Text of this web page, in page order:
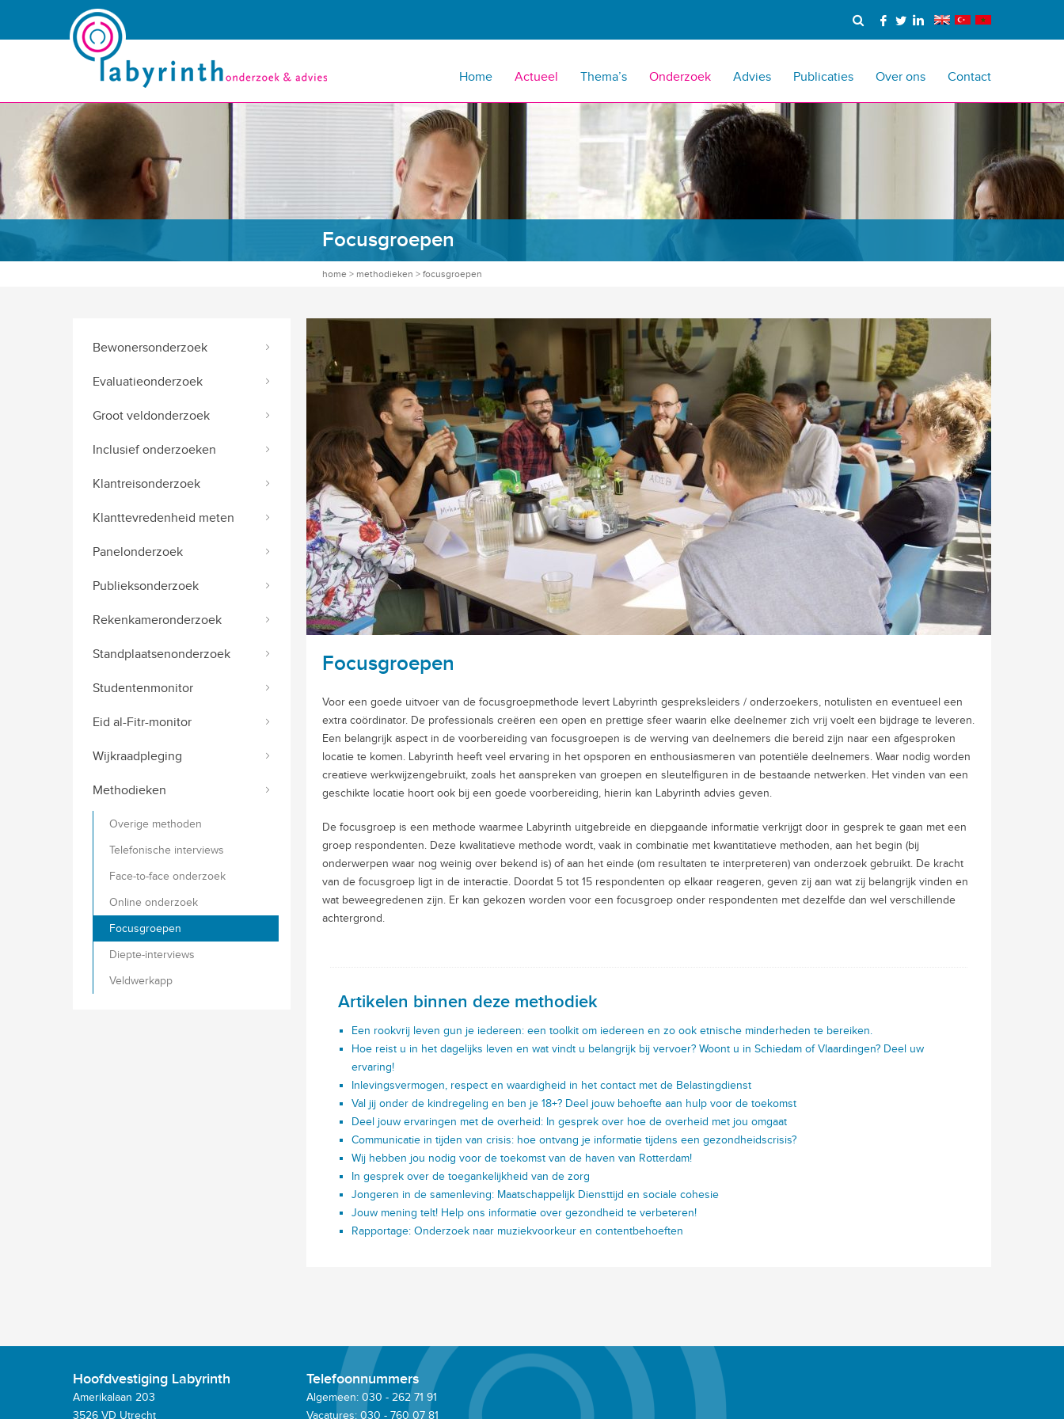
Home Actueel Thema’s Onderzoek Advies Publicaties Over ons Contact
Focusgroepen
home > methodieken > focusgroepen
Bewonersonderzoek
Evaluatieonderzoek
Groot veldonderzoek
Inclusief onderzoeken
Klantreisonderzoek
Klanttevredenheid meten
Panelonderzoek
Publieksonderzoek
Rekenkameronderzoek
Standplaatsenonderzoek
Studentenmonitor
Eid al-Fitr-monitor
Wijkraadpleging
Methodieken
Overige methoden
Telefonische interviews
Face-to-face onderzoek
Online onderzoek
Focusgroepen
Diepte-interviews
Veldwerkapp
Focusgroepen
Voor een goede uitvoer van de focusgroepmethode levert Labyrinth gespreksleiders / onderzoekers, notulisten en eventueel een
extra coördinator. De professionals creëren een open en prettige sfeer waarin elke deelnemer zich vrij voelt een bijdrage te leveren.
Een belangrijk aspect in de voorbereiding van focusgroepen is de werving van deelnemers die bereid zijn naar een afgesproken
locatie te komen. Labyrinth heeft veel ervaring in het opsporen en enthousiasmeren van potentiële deelnemers. Waar nodig worden
creatieve werkwijzengebruikt, zoals het aanspreken van groepen en sleutelfiguren in de bestaande netwerken. Het vinden van een
geschikte locatie hoort ook bij een goede voorbereiding, hierin kan Labyrinth advies geven.
De focusgroep is een methode waarmee Labyrinth uitgebreide en diepgaande informatie verkrijgt door in gesprek te gaan met een
groep respondenten. Deze kwalitatieve methode wordt, vaak in combinatie met kwantitatieve methoden, aan het begin (bij
onderwerpen waar nog weinig over bekend is) of aan het einde (om resultaten te interpreteren) van onderzoek gebruikt. De kracht
van de focusgroep ligt in de interactie. Doordat 5 tot 15 respondenten op elkaar reageren, geven zij aan wat zij belangrijk vinden en
wat beweegredenen zijn. Er kan gekozen worden voor een focusgroep onder respondenten met dezelfde dan wel verschillende
achtergrond.
Artikelen binnen deze methodiek
Een rookvrij leven gun je iedereen: een toolkit om iedereen en zo ook etnische minderheden te bereiken.
Hoe reist u in het dagelijks leven en wat vindt u belangrijk bij vervoer? Woont u in Schiedam of Vlaardingen? Deel uw
ervaring!
Inlevingsvermogen, respect en waardigheid in het contact met de Belastingdienst
Val jij onder de kindregeling en ben je 18+? Deel jouw behoefte aan hulp voor de toekomst
Deel jouw ervaringen met de overheid: In gesprek over hoe de overheid met jou omgaat
Communicatie in tijden van crisis: hoe ontvang je informatie tijdens een gezondheidscrisis?
Wij hebben jou nodig voor de toekomst van de haven van Rotterdam!
In gesprek over de toegankelijkheid van de zorg
Jongeren in de samenleving: Maatschappelijk Diensttijd en sociale cohesie
Jouw mening telt! Help ons informatie over gezondheid te verbeteren!
Rapportage: Onderzoek naar muziekvoorkeur en contentbehoeften
Hoofdvestiging Labyrinth
Amerikalaan 203
3526 VD Utrecht
Telefoonnummers
Algemeen: 030 - 262 71 91
Vacatures: 030 - 760 07 81